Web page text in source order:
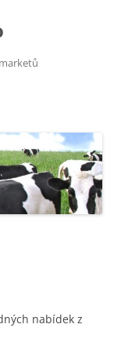
nabídek z